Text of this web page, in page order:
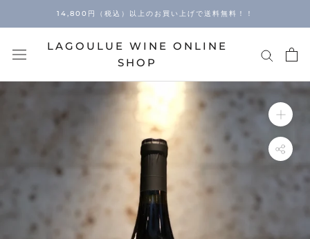
14,800円（税込）以上のお買い上げで送料無料！！
LAGOULUE WINE ONLINE
SHOP